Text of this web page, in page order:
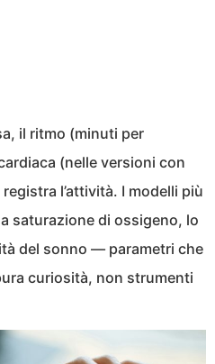
il ritmo (minuti per
(nelle versioni con
l’attività. I modelli più
saturazione di ossigeno, lo
del sonno — parametri che
curiosità, non strumenti